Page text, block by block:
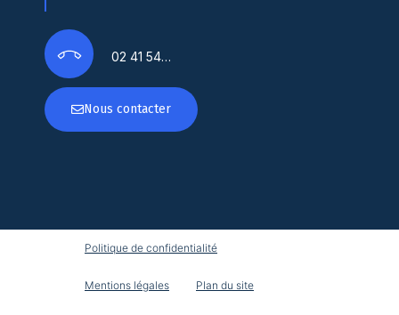
02 41 54…
Nous contacter
Politique de confidentialité
Mentions légales Plan du site